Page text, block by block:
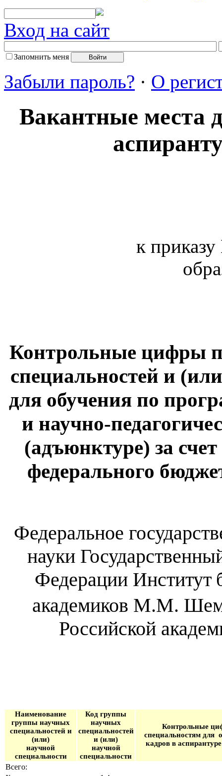
Вход на сайт
Запомнить меня
Забыли пароль? · О
Вакантные места
к
Контрольные цифры
специальностей и
для обучения по
и научно-
(адъюнктуре) за
федерального
Федеральное
науки
Федерации Институт
академиков М.М.
Российской
Наименование
группы научных
специальностей и
(или)
научной
специальности
Код группы
научных
специальностей
и (или)
научной
специальности
Контрольные
специальностям для
кадров в
Всего: